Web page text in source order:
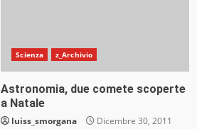
Scienza z_Archivio
Astronomia, due comete scoperte
a Natale
luiss_smorgana Dicembre 30, 2011